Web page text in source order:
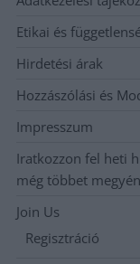
Etikai és
Hirdetési árak
Hozzászólási és
Impresszum
Iratkozzon fel heti
még többet
Join Us
Regisztráció